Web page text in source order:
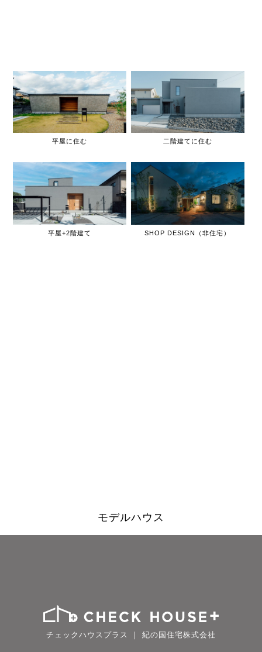
平屋に住む 二階建てに住む
平屋+2階建て SHOP DESIGN（非住宅）
モデルハウス
チェックハウスプラス ｜ 紀の国住宅株式会社